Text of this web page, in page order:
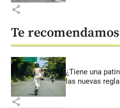
share
Te recomendamos
¿Tiene una
las nuevas
share